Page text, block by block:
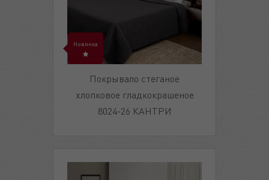
Новинка
Покрывало стеганое
хлопковое гладкокрашеное
8024-26 КАНТРИ